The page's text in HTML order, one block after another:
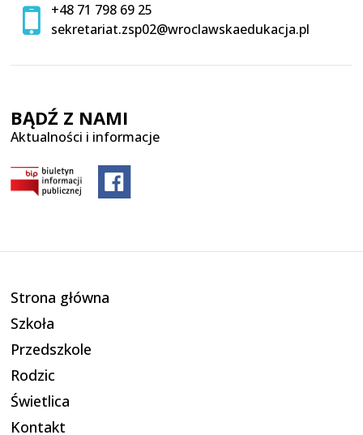
+48 71 798 69 25
sekretariat.zsp02@wroclawskaedukacja.pl
BĄDŹ Z NAMI
Aktualności i informacje
Strona główna
Szkoła
Przedszkole
Rodzic
Świetlica
Kontakt